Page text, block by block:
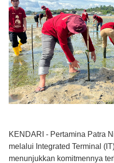
KENDARI - Pertamina Patra
melalui Integrated Terminal
menunjukkan komitmennya